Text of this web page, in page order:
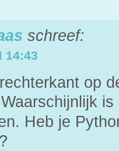
schreef:
14:43
op
Waarschijnlijk
Heb je